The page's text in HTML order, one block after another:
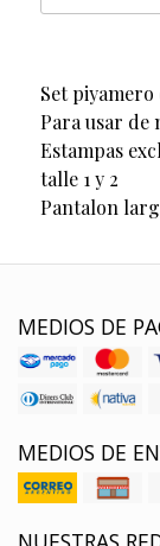
Set piyamero
Para usar de
Estampas
talle 1 y 2
Pantalon
MEDIOS DE
MEDIOS DE